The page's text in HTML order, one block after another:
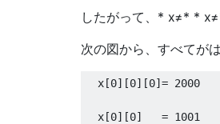
したがって、* x≠* *
次の図から、すべてが
  x
[0][0][0]= 2000
  x
[0][0] = 1001